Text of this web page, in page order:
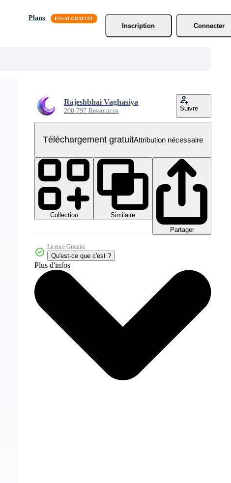
Plans
Inscription
Connecter
Rajeshbhai Vaghasiya
200 797 Ressources Suivre
Téléchargement gratuitAttribution nécessaire
Collection
Similaire
Partager
Licence Gratuite
Qu'est-ce que c'est ?
Plus d'infos